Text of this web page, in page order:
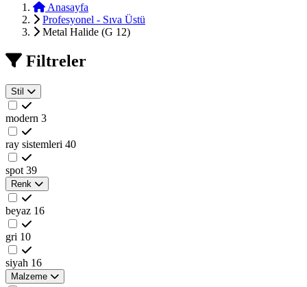
Anasayfa
Profesyonel - Sıva Üstü
Metal Halide (G 12)
Filtreler
Stil
modern 3
ray sistemleri 40
spot 39
Renk
beyaz 16
gri 10
siyah 16
Malzeme